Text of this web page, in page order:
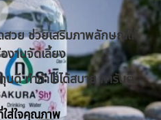
วย ช่วยเสริมภาพลักษณ์ให้
งานจัดเลี้ยง
ดี ทำกำไรได้สบาย การันตี
ใส่ใจคุณภาพ